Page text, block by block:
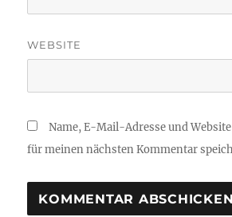
WEBSITE
Name, E-Mail-Adresse und
für meinen nächsten Kommentar